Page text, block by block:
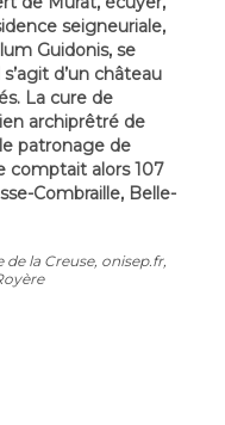
seigneuriale,
Guidonis, se
d’un château
La cure de
archiprêtré de
patronage de
comptait alors 107
Combraille, Belle-
la Creuse, onisep.fr,